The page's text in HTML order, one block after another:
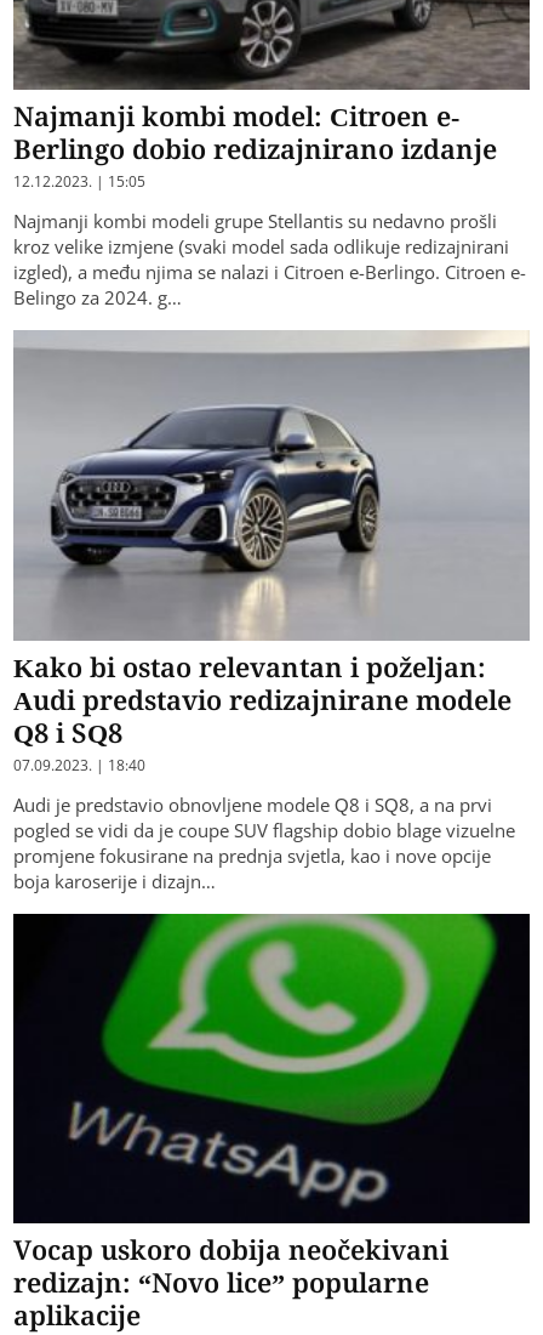
Najmanji kombi model: Citroen e-
Berlingo dobio redizajnirano izdanje
12.12.2023. | 15:05
Najmanji kombi modeli grupe Stellantis su nedavno prošli
kroz velike izmjene (svaki model sada odlikuje redizajnirani
izgled), a među njima se nalazi i Citroen e-Berlingo. Citroen e-
Belingo za 2024. g…
Kako bi ostao relevantan i poželjan:
Audi predstavio redizajnirane modele
Q8 i SQ8
07.09.2023. | 18:40
Audi je predstavio obnovljene modele Q8 i SQ8, a na prvi
pogled se vidi da je coupe SUV flagship dobio blage vizuelne
promjene fokusirane na prednja svjetla, kao i nove opcije
boja karoserije i dizajn…
Vocap uskoro dobija neočekivani
redizajn: “Novo lice” popularne
aplikacije